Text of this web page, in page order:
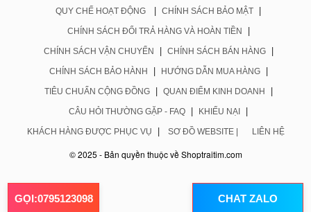
QUY CHẾ HOẠT ĐỘNG | CHÍNH SÁCH BẢO MẬT |
CHÍNH SÁCH ĐỔI TRẢ HÀNG VÀ HOÀN TIỀN |
CHÍNH SÁCH VẬN CHUYỂN | CHÍNH SÁCH BÁN HÀNG |
CHÍNH SÁCH BẢO HÀNH | HƯỚNG DẪN MUA HÀNG |
TIÊU CHUẨN CỘNG ĐỒNG | QUAN ĐIỂM KINH DOANH |
CÂU HỎI THƯỜNG GẶP - FAQ | KHIẾU NẠI |
KHÁCH HÀNG ĐƯỢC PHỤC VỤ | SƠ ĐỒ WEBSITE | LIÊN HỆ
© 2025 - Bản quyền thuộc về Shoptraitim.com
GỌI:0795123098 CHAT ZALO